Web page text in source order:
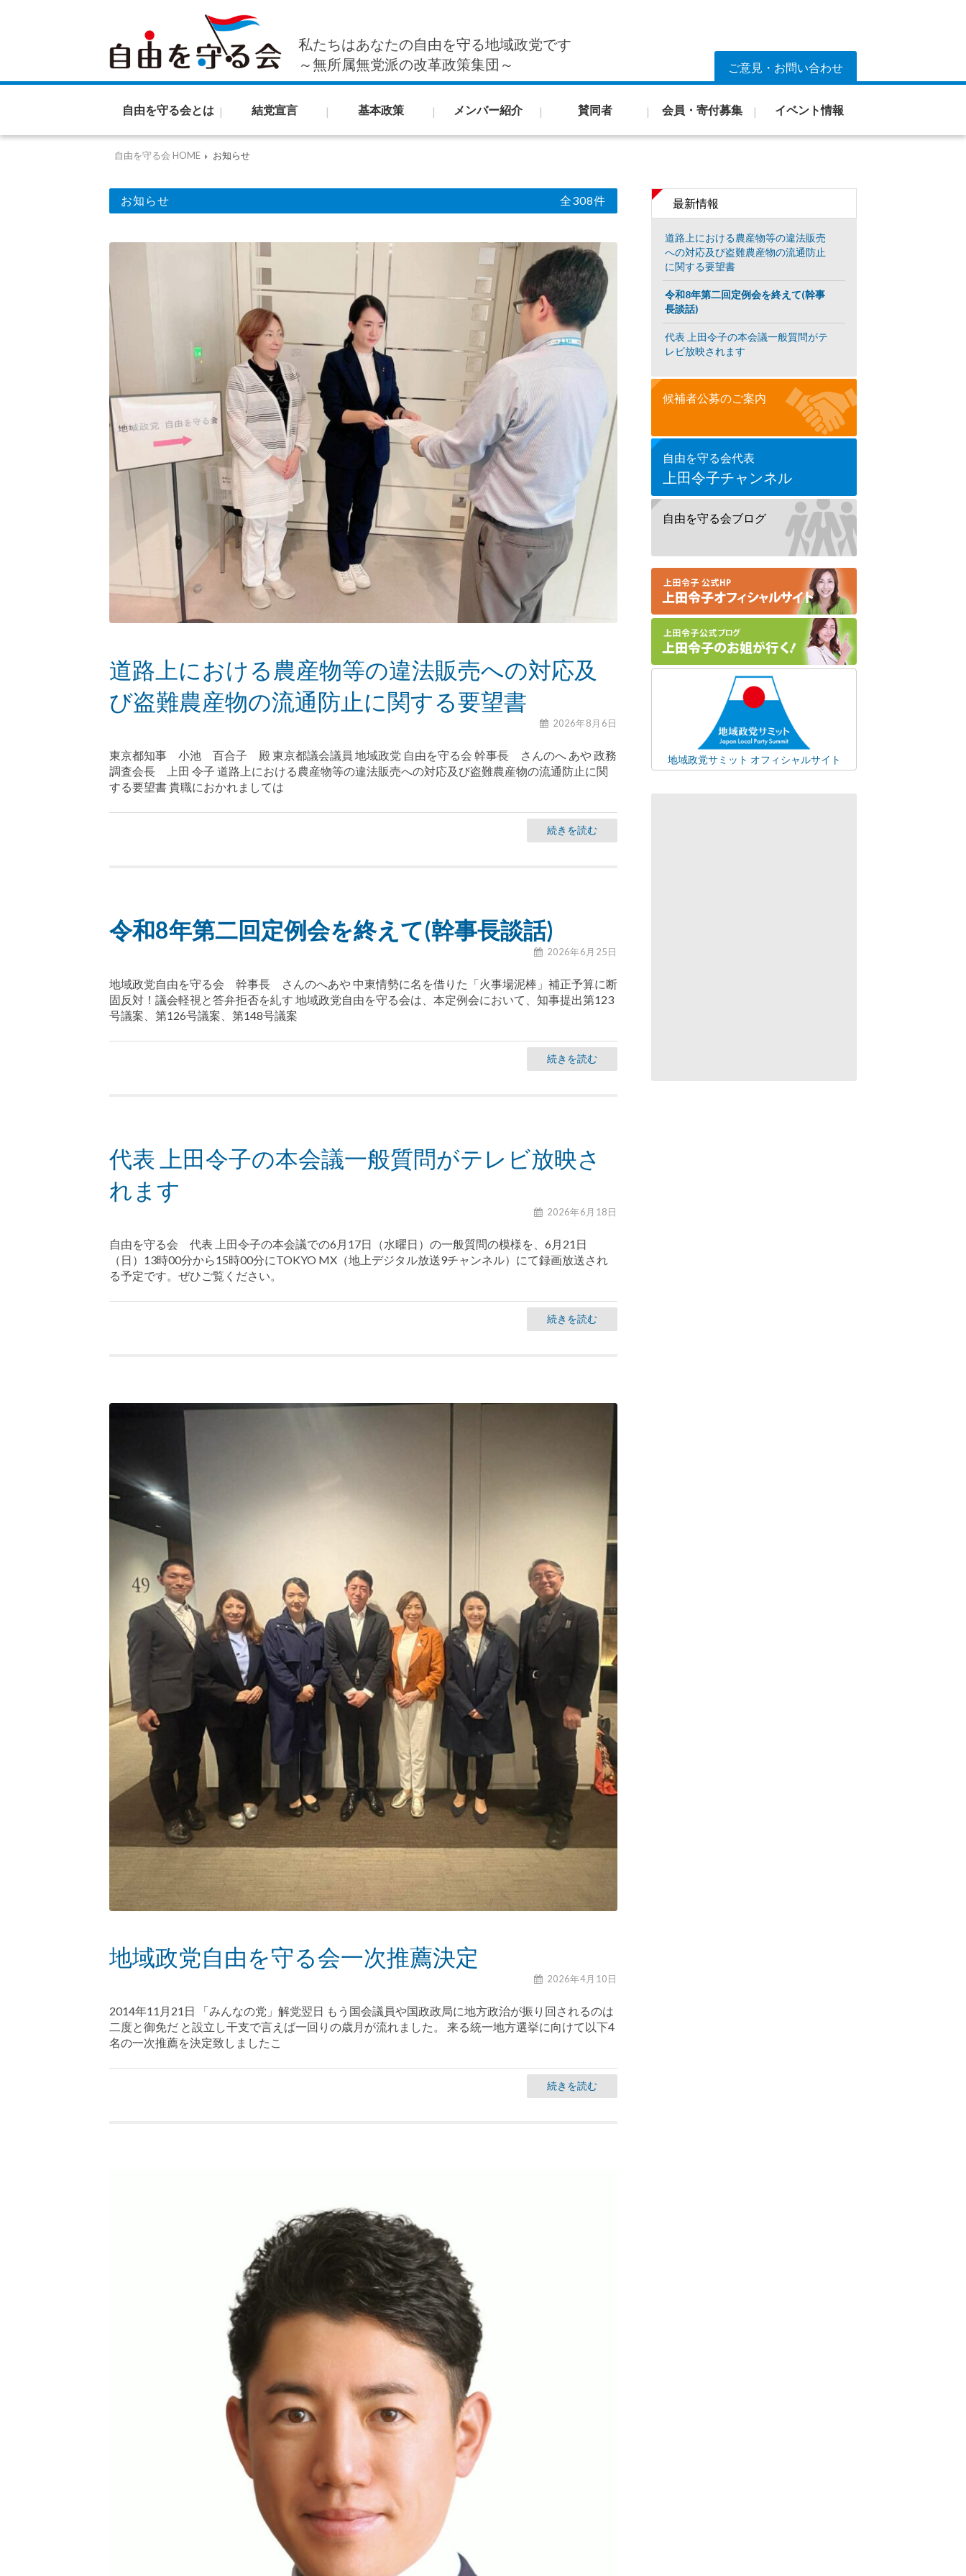
私たちはあなたの自由を守る地域政党です
～無所属無党派の改革政策集団～
ご意見・お問い合わせ
自由を守る会とは 結党宣言 基本政策 メンバー紹介 賛同者 会員・寄付募集 イベント情報
自由を守る会 HOME お知らせ
お知らせ 全308件
道路上における農産物等の違法販売への対応及
び盗難農産物の流通防止に関する要望書
2026年8月6日
東京都知事 小池 百合子 殿 東京都議会議員 地域政党 自由を守る会 幹事長 さんのへ あや 政務
調査会長 上田 令子 道路上における農産物等の違法販売への対応及び盗難農産物の流通防止に関
する要望書 貴職におかれましては
続きを読む
令和8年第二回定例会を終えて(幹事長談話)
2026年6月25日
地域政党自由を守る会 幹事長 さんのへあや 中東情勢に名を借りた「火事場泥棒」補正予算に断
固反対！議会軽視と答弁拒否を糺す 地域政党自由を守る会は、本定例会において、知事提出第123
号議案、第126号議案、第148号議案
続きを読む
代表 上田令子の本会議一般質問がテレビ放映さ
れます
2026年6月18日
自由を守る会 代表 上田令子の本会議での6月17日（水曜日）の一般質問の模様を、6月21日
（日）13時00分から15時00分にTOKYO MX（地上デジタル放送9チャンネル）にて録画放送され
る予定です。ぜひご覧ください。
続きを読む
地域政党自由を守る会一次推薦決定
2026年4月10日
2014年11月21日 「みんなの党」解党翌日 もう国会議員や国政政局に地方政治が振り回されるのは
二度と御免だ と設立し干支で言えば一回りの歳月が流れました。 来る統一地方選挙に向けて以下4
名の一次推薦を決定致しましたこ
続きを読む
最新情報
道路上における農産物等の違法販売
への対応及び盗難農産物の流通防止
に関する要望書
令和8年第二回定例会を終えて(幹事
長談話)
代表 上田令子の本会議一般質問がテ
レビ放映されます
候補者公募のご案内
自由を守る会代表
上田令子チャンネル
自由を守る会ブログ
地域政党サミット オフィシャルサイト